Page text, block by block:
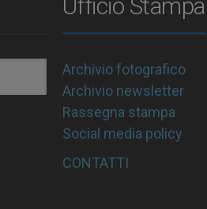
Ufficio Stampa
Archivio fotografico
Archivio newsletter
Rassegna stampa
Social media policy
CONTATTI